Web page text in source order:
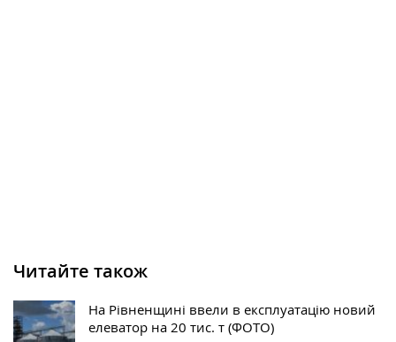
Читайте також
На Рівненщині ввели в експлуатацію новий
елеватор на 20 тис. т (ФОТО)